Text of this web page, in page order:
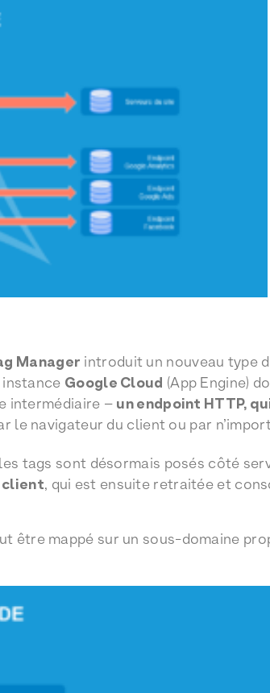
Manager introduit un nouveau type
Google Cloud (App Engine)
intermédiaire – un endpoint HTTP,
le navigateur du client ou par
tags sont désormais posés côté
client, qui est ensuite retraitée et
être mappé sur un sous-domaine